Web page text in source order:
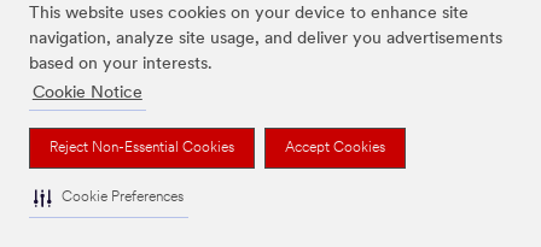
This website uses cookies on your device to enhance site
navigation, analyze site usage, and deliver you advertisements
based on your interests.
Cookie Notice
Reject Non-Essential Cookies Accept Cookies
Cookie Preferences